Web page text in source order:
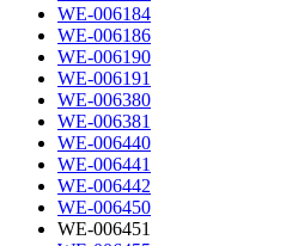
WE-006184
WE-006186
WE-006190
WE-006191
WE-006380
WE-006381
WE-006440
WE-006441
WE-006442
WE-006450
WE-006451